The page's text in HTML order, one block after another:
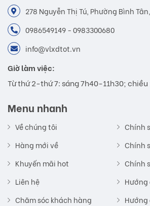
278 Nguyễn Thị Tú, Phường Bình
0986549149 - 0983300680
info@vlxdtot.vn
Giờ làm việc:
Từ thứ 2-thứ 7: sáng 7h40-11h30; chiều
Menu nhanh
Về chúng tôi
Hàng mới về
Khuyến mãi hot
Liên hệ
Chăm sóc khách hàng
Chính
Chính
Chính